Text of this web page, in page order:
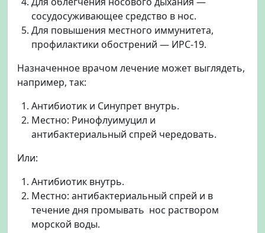
сосудосуживающее средство в нос.
Для повышения местного иммунитета,
профилактики обострений — ИРС-19.
Назначенное врачом лечение может выглядеть,
например, так:
Антибиотик и Синупрет внутрь.
Местно: Ринофлуимуцил и
антибактериальный спрей чередовать.
Или:
Антибиотик внутрь.
Местно: антибактериальный спрей и в
течение дня промывать нос раствором
морской воды.